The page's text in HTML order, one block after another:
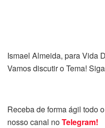
Ismael Almeida, para Vida
Vamos discutir o Tema!
Receba de forma ágil todo
nosso canal noTelegram!